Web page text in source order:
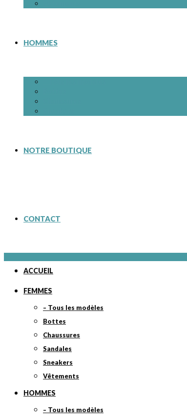
HOMMES
NOTRE BOUTIQUE
CONTACT
ACCUEIL
FEMMES
– Tous les modèles
Bottes
Chaussures
Sandales
Sneakers
Vêtements
HOMMES
– Tous les modèles